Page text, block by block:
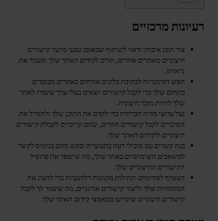
רעיונות מרכזיים
צור תוכן איכותי וראוי לשיתוף שבאופן טבעי מושך קישורים
חיצוניים מאתרים אחרים, תורם לקידום האתר שלך ומגביר את
נראותו.
חפש הזדמנויות לכתיבת בלוגים אורחים באתרים מכובדים
בתחום שלך כדי לקבל קישורים יוצאים בעלי ערך שיעזרו לאתר
שלך להיות מוכר חיצונית.
נצל ערוצי מדיה חברתית כדי לקדם את התוכן שלך ולהגדיל את
הסיכויים לקבל קישורים חוזרים, שהם קריטיים לקבלת קישורים
חיצוניים ולקידום האתר שלך.
בנה קשרים עם מובילי דעה בתעשייה ובקש מהם בנימוס לקשר
למשאבים השימושיים באתר שלך, מה שישפר את פרופיל
הקישורים החיצוניים שלך.
הצטרף לפורומים וקהילות מקוונות רלוונטיות כדי להציג את
המומחיות שלך וליצור קישורים אורגניים, מה שיעזור לך לקבל
קישורים חיצוניים שיסייעו במאמצי קידום האתר שלך.